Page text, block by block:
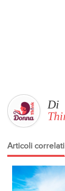
Di
Articoli correlati